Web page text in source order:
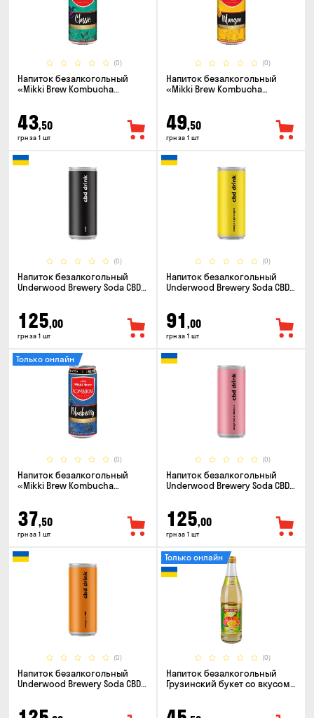
(0)
Напиток безалкогольный
«Mikki Brew Kombucha
43,50
грн за 1 шт
(0)
Напиток безалкогольный
«Mikki Brew Kombucha
49,50
грн за 1 шт
(0)
Напиток безалкогольный
Underwood Brewery Soda CBD
125,00
грн за 1 шт
(0)
Напиток безалкогольный
Underwood Brewery Soda CBD
91 ,00
грн за 1 шт
(0)
Только онлайн
Напиток безалкогольный
«Mikki Brew Kombucha
37,50
грн за 1 шт
(0)
Напиток безалкогольный
Underwood Brewery Soda CBD
125,00
грн за 1 шт
(0)
Напиток безалкогольный
Underwood Brewery Soda CBD
(0)
Только онлайн
Напиток безалкогольный
Грузинский букет со вкусом